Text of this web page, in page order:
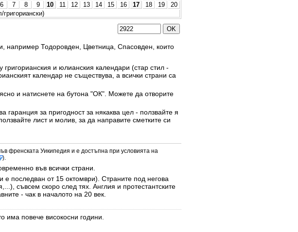
6 7 8 9 10 11 12 13 14 15 16 17 18 19
20
например Тодоровден, Цветница, Спасовден, които
и юлианския календари (стар стил -
календар не съществува, а всички страни са
и натиснете на бутона "ОК". Можете да отворите
за пригодност за някаква цел - ползвайте я
лист и молив, за да направите сметките си
френската Уикипедия и е достъпна при условията на
).
във всички страни.
е последван от 15 октомври). Страните под негова
съвсем скоро след тях. Англия и протестантските
- чак в началото на 20 век.
има повече високосни години.